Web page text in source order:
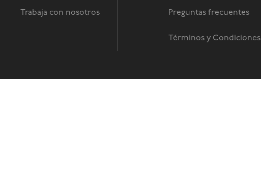
Trabaja con nosotros Preguntas frecuentes
Términos y Condiciones